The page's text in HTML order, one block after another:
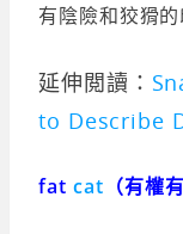
有陰險和狡猾的
延伸閲讀：
to Describe
fat cat （有權